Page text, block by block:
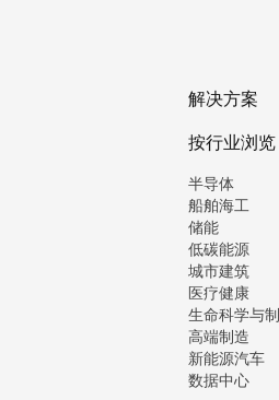
解决方案
按行业浏览
半导体
船舶海工
储能
低碳能源
城市建筑
医疗健康
生命科学与
高端制造
新能源汽车
数据中心